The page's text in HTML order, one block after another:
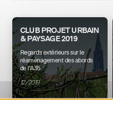
CLUB PROJET URBAIN
& PAYSAGE 2019
Regards extérieurs sur le
réaménagement des abords
de l’A35
12/2019